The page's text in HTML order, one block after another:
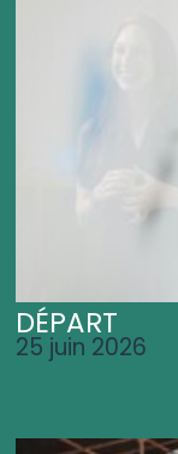
DÉPART
25 juin 2026